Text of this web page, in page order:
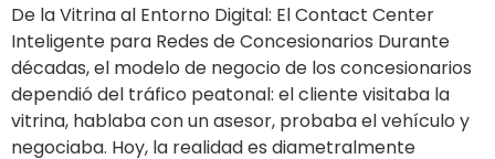
De la Vitrina al Entorno Digital: El Contact Center
Inteligente para Redes de Concesionarios Durante
décadas, el modelo de negocio de los concesionarios
dependió del tráfico peatonal: el cliente visitaba la
vitrina, hablaba con un asesor, probaba el vehículo y
negociaba. Hoy, la realidad es diametralmente